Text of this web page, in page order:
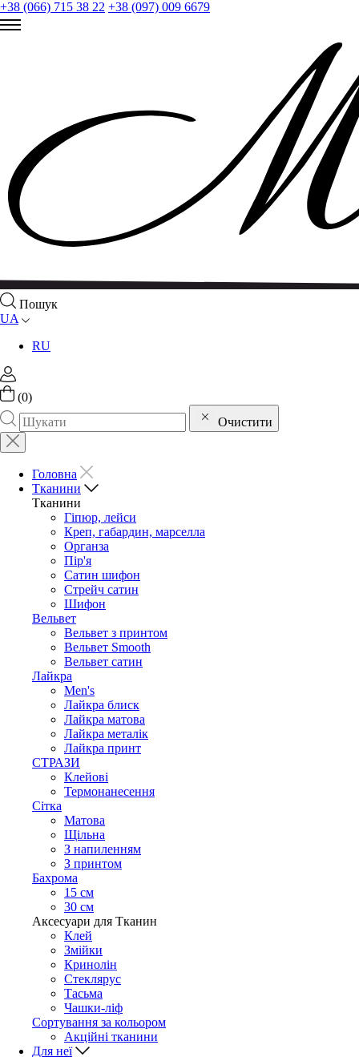
+38 (066) 715 38 22 +38 (097) 009 6679
Пошук
UA
RU
(0)
Очистити
Головна
Тканини
Тканини
Гіпюр, лейси
Креп, габардин, марселла
Органза
Пір'я
Сатин шифон
Стрейч сатин
Шифон
Вельвет
Вельвет з принтом
Вельвет Smooth
Вельвет сатин
Лайкра
Men's
Лайкра блиск
Лайкра матова
Лайкра металік
Лайкра принт
СТРАЗИ
Клейові
Термонанесення
Сітка
Матова
Щільна
З напиленням
З принтом
Бахрома
15 см
30 см
Аксесуари для Тканин
Клей
Змійки
Кринолін
Стеклярус
Тасьма
Чашки-ліф
Сортування за кольором
Акційні тканини
Для неї